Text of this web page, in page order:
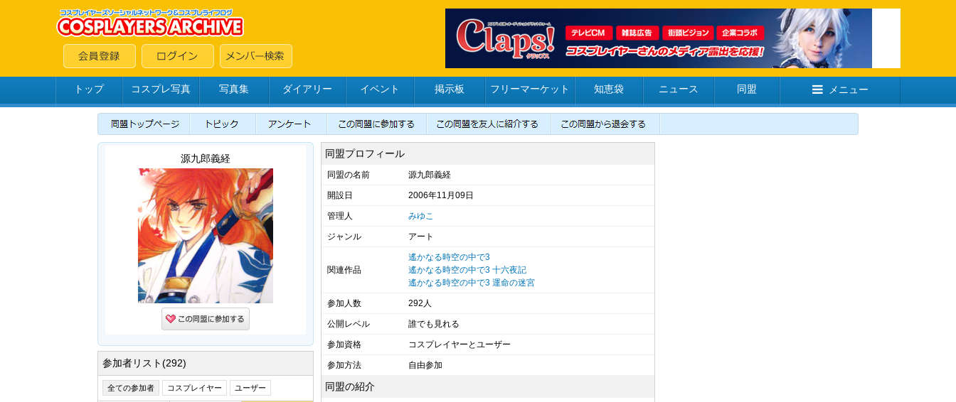
トップ コスプレ写真 写真集 ダイアリー イベント 掲示板 フリーマーケット 知恵袋 ニュース 同盟 メニュー
源九郎義経
参加者リスト(292)
全ての参加者 コスプレイヤー ユーザー
同盟プロフィール
同盟の名前 源九郎義経
開設日 2006年11月09日
管理人 みゆこ
ジャンル アート
関連作品
遙かなる時空の中で3
遙かなる時空の中で3 十六夜記
遙かなる時空の中で3 運命の迷宮
参加人数 292人
公開レベル 誰でも見れる
参加資格 コスプレイヤーとユーザー
参加方法 自由参加
同盟の紹介